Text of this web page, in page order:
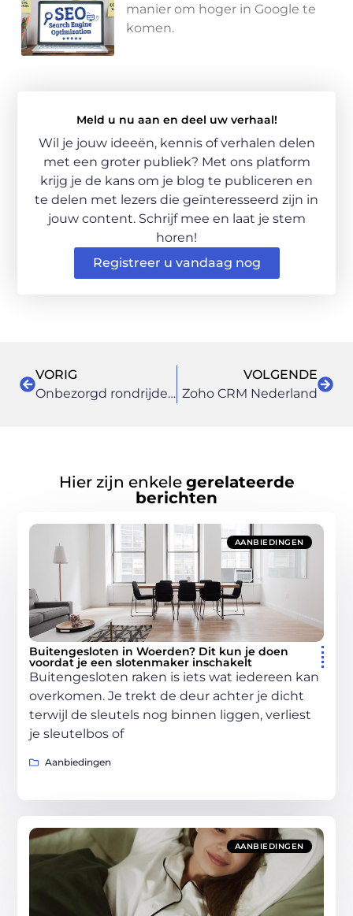
manier om hoger in Google te
komen.
Meld u nu aan en deel uw verhaal!
Wil je jouw ideeën, kennis of verhalen delen
met een groter publiek? Met ons platform
krijg je de kans om je blog te publiceren en
te delen met lezers die geïnteresseerd zijn in
jouw content. Schrijf mee en laat je stem
horen!
Registreer u vandaag nog
VORIG
Onbezorgd rondrijden in een bedrijfsauto die je hebt geleased
VOLGENDE
Zoho CRM Nederland
Hier zijn enkele gerelateerde
berichten
AANBIEDINGEN
Buitengesloten in Woerden? Dit kun je doen
voordat je een slotenmaker inschakelt
Buitengesloten raken is iets wat iedereen kan
overkomen. Je trekt de deur achter je dicht
terwijl de sleutels nog binnen liggen, verliest
je sleutelbos of
Aanbiedingen
AANBIEDINGEN